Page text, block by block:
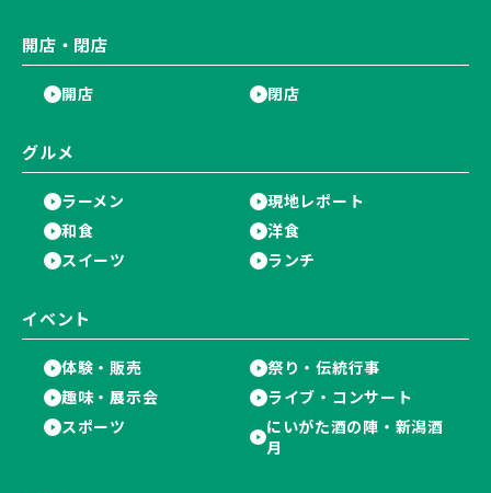
開店・閉店
開店 閉店
グルメ
ラーメン
現地レポート
和食
洋食
スイーツ
ランチ
イベント
体験・販売
祭り・伝統行事
趣味・展示会
ライブ・コンサート
スポーツ
にいがた酒の陣・新潟酒
月